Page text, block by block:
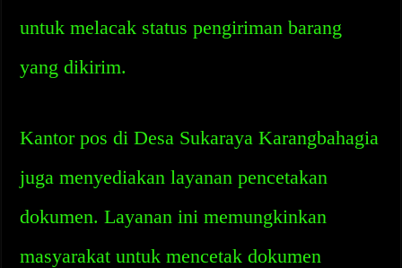
untuk melacak status pengiriman barang
yang dikirim.
Kantor pos di Desa Sukaraya Karangbahagia
juga menyediakan layanan pencetakan
dokumen. Layanan ini memungkinkan
masyarakat untuk mencetak dokumen